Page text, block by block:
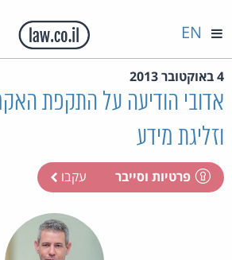
EN
4 באוקטובר 2013
אדובי הודיעה על התקפת
וזליגת מידע
פרטיות וסייבר עקבו